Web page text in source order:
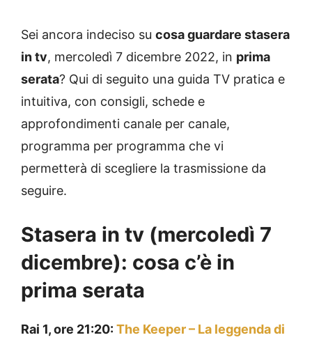
Sei ancora indeciso su cosa guardare stasera
in tv, mercoledì 7 dicembre 2022, in prima
serata? Qui di seguito una guida TV pratica e
intuitiva, con consigli, schede e
approfondimenti canale per canale,
programma per programma che vi
permetterà di scegliere la trasmissione da
seguire.
Stasera in tv (mercoledì 7
dicembre): cosa c’è in
prima serata
Rai 1, ore 21:20: The Keeper – La leggenda di